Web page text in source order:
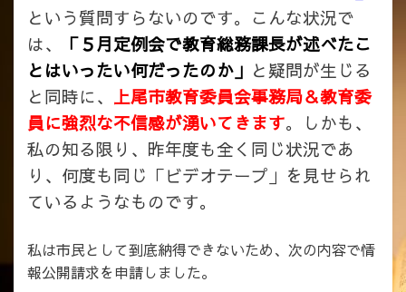
という質問すらないのです。こんな状況で
は、
「５月定例会で教育総務課長が述べたこ
とはいったい何だったのか」 と疑問が生じる
と同時に、 上尾市教育委員会事務局＆教育委
員に強烈な不信感が湧いてきます。しかも、
私の知る限り、昨年度も全く同じ状況であ
り、何度も同じ「ビデオテープ」を見せられ
ているようなものです。
私は市民として到底納得できないため、次の内容で情
報公開請求を申請しました。